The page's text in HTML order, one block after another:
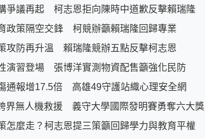
爭議再起 柯志恩拒向陳時中道歉反擊賴瑞隆
政策隔空交鋒 柯競辦籲賴瑞隆回歸專業
攻防再升溫 賴瑞隆競辦五點反擊柯志恩
演習登場 張博洋實測物資配售籲強化民防
通報增17.5倍 高雄49守護站織心理安全網
界無人機救援 義守大學國際發明賽勇奪六大獎
怎麼走？柯志恩提三策籲回歸學力與教育平權